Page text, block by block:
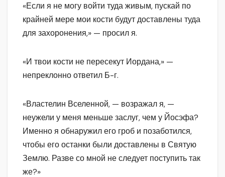
«Если я не могу войти туда живым, пускай по
крайней мере мои кости будут доставлены туда
для захоронения,» — просил я.
«И твои кости не пересекут Иордана,» —
непреклонно ответил Б-г.
«Властелин Вселенной, — возражал я, —
неужели у меня меньше заслуг, чем у Йосэфа?
Именно я обнаружил его гроб и позаботился,
чтобы его останки были доставлены в Святую
Землю. Разве со мной не следует поступить так
же?»